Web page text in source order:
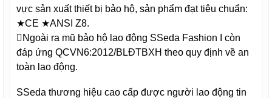
vực sản xuất thiết bị bảo hộ, sản phẩm đạt tiêu chuẩn:
★CE ★ANSI Z8.
Ngoài ra mũ bảo hộ lao động SSeda Fashion I còn
đáp ứng QCVN6:2012/BLĐTBXH theo quy định về an
toàn lao động.
SSeda thương hiệu cao cấp được người lao động tin